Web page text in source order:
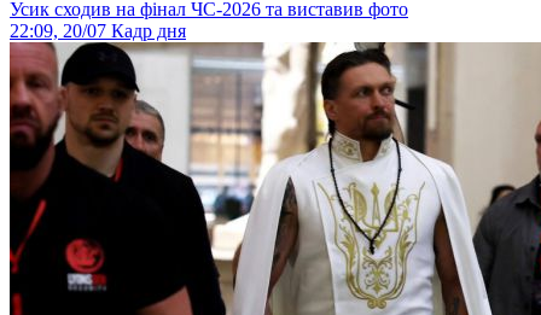
Усик сходив на фінал ЧС-2026 та виставив фото
22:09, 20/07 Кадр дня